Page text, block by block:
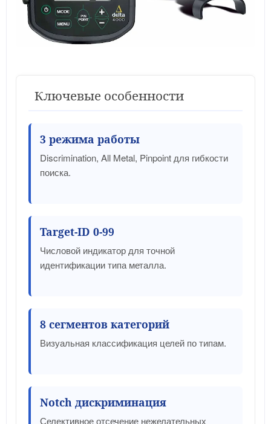
Ключевые особенности
3 режима работы
Discrimination, All Metal, Pinpoint для гибкости
поиска.
Target-ID 0-99
Числовой индикатор для точной
идентификации типа металла.
8 сегментов категорий
Визуальная классификация целей по типам.
Notch дискриминация
Селективное отсечение нежелательных